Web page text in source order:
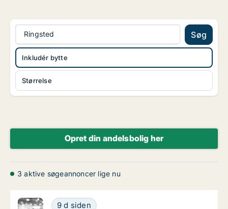
Ringsted Søg
Størrelse
Inkludér bytte
Opret din andelsbolig her
3 aktive søgeannoncer lige nu
Lill søger andelsbolig i Ringsted
9 d siden